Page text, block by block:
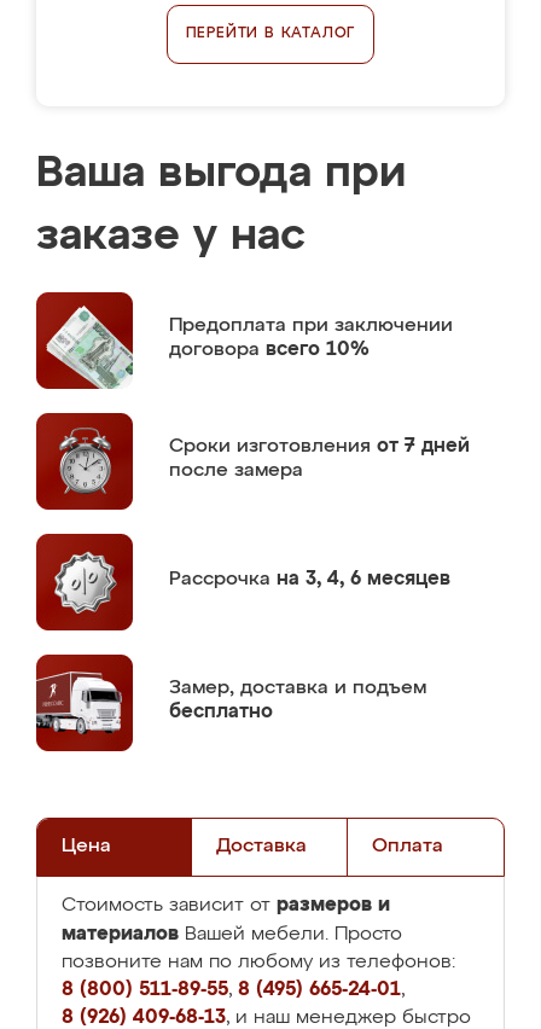
ПЕРЕЙТИ В КАТАЛОГ
Ваша выгода при
заказе у нас
Предоплата при заключении
договора всего 10%
Сроки изготовления от 7 дней
после замера
Рассрочка на 3, 4, 6 месяцев
Замер, доставка и подъем
бесплатно
Цена Доставка Оплата
Стоимость зависит от размеров и
материалов Вашей мебели. Просто
позвоните нам по любому из телефонов:
8 (800) 511-89-55, 8 (495) 665-24-01,
8 (926) 409-68-13, и наш менеджер быстро